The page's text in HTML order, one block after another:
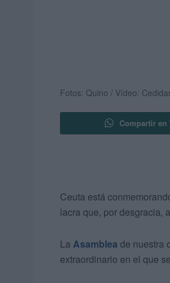
Fotos: Quino / Vídeo:
Compartir en
Ceuta está
lacra que, por desgracia,
La Asamblea de nuestra
extraordinario en el que